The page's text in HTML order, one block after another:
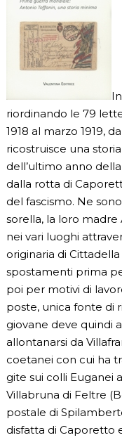
riordinando le 79
1918 al marzo 1919,
ricostruisce una
dell’ultimo anno
dalla rotta di
del fascismo. Ne
sorella, la loro
nei vari luoghi
originaria di
spostamenti prima
poi per motivi di
poste, unica fonte di
giovane deve quindi
allontanarsi da
coetanei con cui ha
gite sui colli Euganei
Villabruna di Feltre
postale di
disfatta di Caporetto